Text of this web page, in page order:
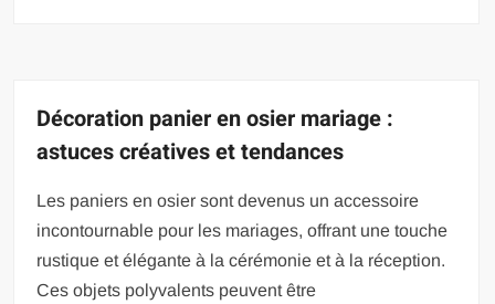
Décoration panier en osier mariage :
astuces créatives et tendances
Les paniers en osier sont devenus un accessoire
incontournable pour les mariages, offrant une touche
rustique et élégante à la cérémonie et à la réception.
Ces objets polyvalents peuvent être